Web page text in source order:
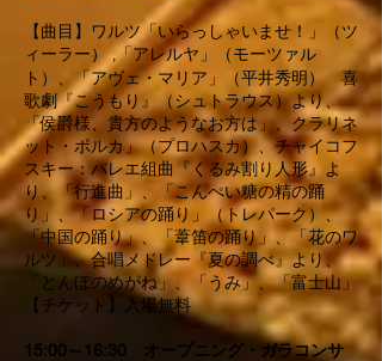
​【曲目】
ワルツ「いらっしゃいませ！」（ツ
ィーラー）, 「アレルヤ」（モーツァル
ト）、 「アヴェ・マリア」（平井秀明）、 喜
歌劇『こうもり』（シュトラウス）より、
「侯爵様、貴方のようなお方は」、クラリネ
ット・ポルカ」（プロハスカ）、チャイコフ
スキー：バレエ組曲『くるみ割り人形』よ
り、「行進曲」、「こんぺい糖の精の踊
り」、「ロシアの踊り」（トレパーク）、
「中国の踊り」、「葦笛の踊り」、「花のワ
ルツ」、合唱メドレー『夏の調べ』より、
「とんぼのめがね」、「うみ」、「富士山」
【チケット】入場無料
15:00～16:30 オープニング・ガラコンサ